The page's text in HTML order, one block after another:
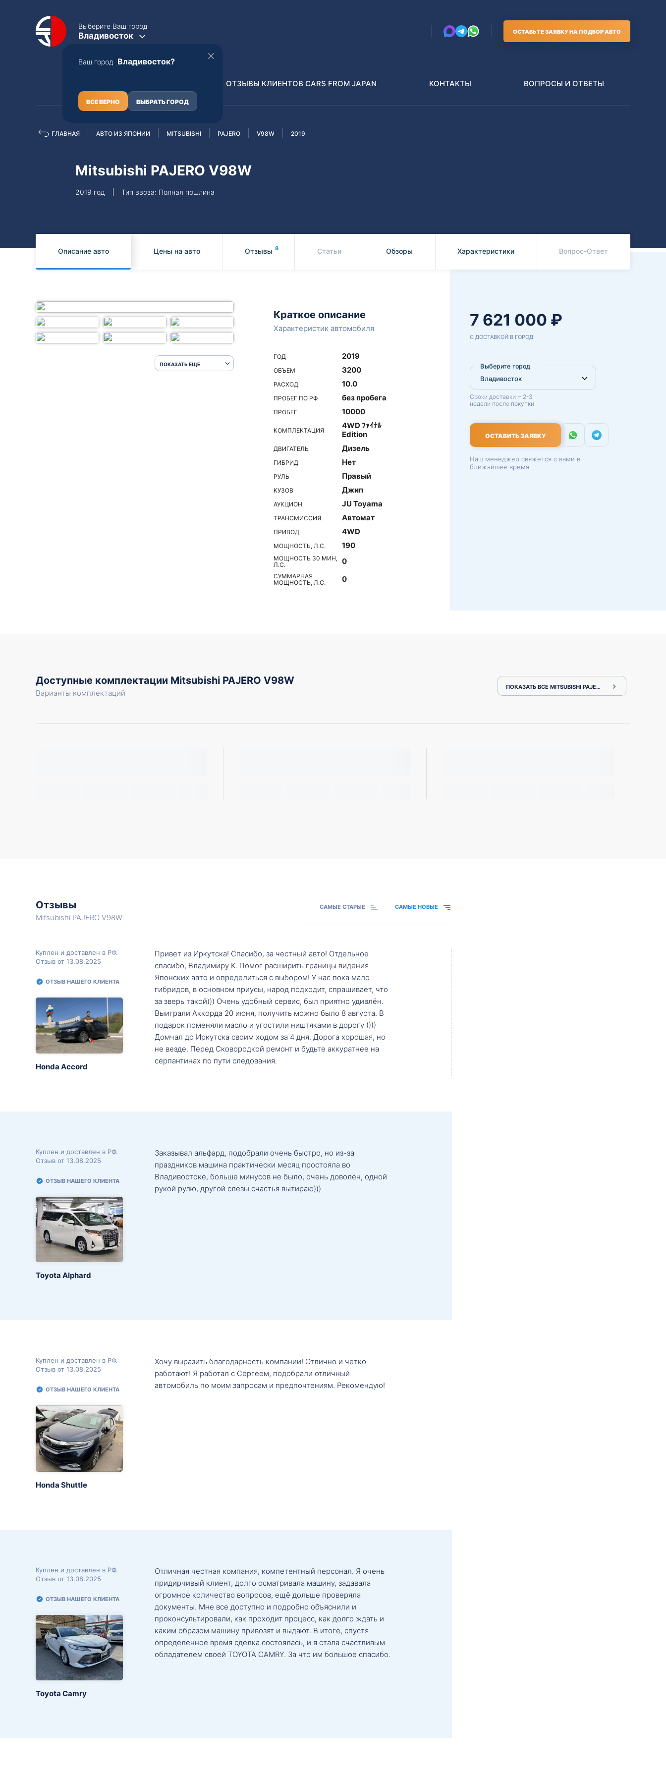
Выберите Ваш город
Владивосток
Ваш город Владивосток?
ВСЕ ВЕРНО ВЫБРАТЬ ГОРОД
ОСТАВЬТЕ ЗАЯВКУ НА ПОДБОР АВТО
Полная пошлина
Subaru
Распилы и конструкторы
ОТЗЫВЫ КЛИЕНТОВ CARS FROM JAPAN КОНТАКТЫ ВОПРОСЫ И ОТВЕТЫ
ГЛАВНАЯ АВТО ИЗ ЯПОНИИ MITSUBISHI PAJERO V98W 2019
Mitsubishi PAJERO V98W
2019 год Тип ввоза: Полная пошлина
Описание авто Цены на авто Отзывы 8 Статьи Обзоры Характеристики Вопрос-Ответ
ПОКАЗАТЬ ЕЩЕ
Краткое описание
Характеристик автомобиля
ГОД 2019
ОБЪЕМ 3200
РАСХОД 10.0
ПРОБЕГ ПО РФ без пробега
ПРОБЕГ 10000
КОМПЛЕКТАЦИЯ
4WD ﾌｧｲﾅﾙ
Edition
ДВИГАТЕЛЬ Дизель
ГИБРИД Нет
РУЛЬ Правый
КУЗОВ Джип
АУКЦИОН JU Toyama
ТРАНСМИССИЯ Автомат
ПРИВОД 4WD
МОЩНОСТЬ, Л.С. 190
МОЩНОСТЬ 30 МИН,
Л.С.
0
СУММАРНАЯ
МОЩНОСТЬ, Л.С.
0
7 621 000 ₽
С ДОСТАВКОЙ В ГОРОД:
Выберите город
Сроки доставки ~ 2-3
недели после покупки
ОСТАВИТЬ ЗАЯВКУ
Наш менеджер свяжется с вами в
ближайшее время
Доступные комплектации Mitsubishi PAJERO V98W
Варианты комплектаций
ПОКАЗАТЬ ВСЕ MITSUBISHI PAJERO V98W
Отзывы
Mitsubishi PAJERO V98W
САМЫЕ СТАРЫЕ САМЫЕ НОВЫЕ
Куплен и доставлен в РФ.
Отзыв от 13.08.2025
ОТЗЫВ НАШЕГО КЛИЕНТА
Honda Accord
Привет из Иркутска! Спасибо, за честный авто! Отдельное
спасибо, Владимиру К. Помог расширить границы видения
Японских авто и определиться с выбором! У нас пока мало
гибридов, в основном приусы, народ подходит, спрашивает, что
за зверь такой))) Очень удобный сервис, был приятно удивлён.
Выиграли Аккорда 20 июня, получить можно было 8 августа. В
подарок поменяли масло и угостили ништяками в дорогу ))))
Домчал до Иркутска своим ходом за 4 дня. Дорога хорошая, но
не везде. Перед Сковородкой ремонт и будьте аккуратнее на
серпантинах по пути следования.
Куплен и доставлен в РФ.
Отзыв от 13.08.2025
ОТЗЫВ НАШЕГО КЛИЕНТА
Toyota Alphard
Заказывал альфард, подобрали очень быстро, но из-за
праздников машина практически месяц простояла во
Владивостоке, больше минусов не было, очень доволен, одной
рукой рулю, другой слезы счастья вытираю)))
Куплен и доставлен в РФ.
Отзыв от 13.08.2025
ОТЗЫВ НАШЕГО КЛИЕНТА
Honda Shuttle
Хочу выразить благодарность компании! Отлично и четко
работают! Я работал с Сергеем, подобрали отличный
автомобиль по моим запросам и предпочтениям. Рекомендую!
Куплен и доставлен в РФ.
Отзыв от 13.08.2025
ОТЗЫВ НАШЕГО КЛИЕНТА
Toyota Camry
Отличная честная компания, компетентный персонал. Я очень
придирчивый клиент, долго осматривала машину, задавала
огромное количество вопросов, ещё дольше проверяла
документы. Мне все доступно и подробно объяснили и
проконсультировали, как проходит процесс, как долго ждать и
каким образом машину привозят и выдают. В итоге, спустя
определенное время сделка состоялась, и я стала счастливым
обладателем своей TOYOTA CAMRY. За что им большое спасибо.